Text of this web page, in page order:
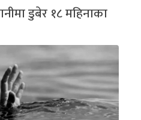
डुबेर १८ महिनाका